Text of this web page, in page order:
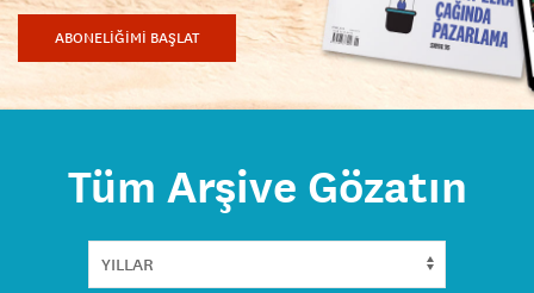
ABONELİĞİMİ BAŞLAT
Tüm Arşive Gözatın